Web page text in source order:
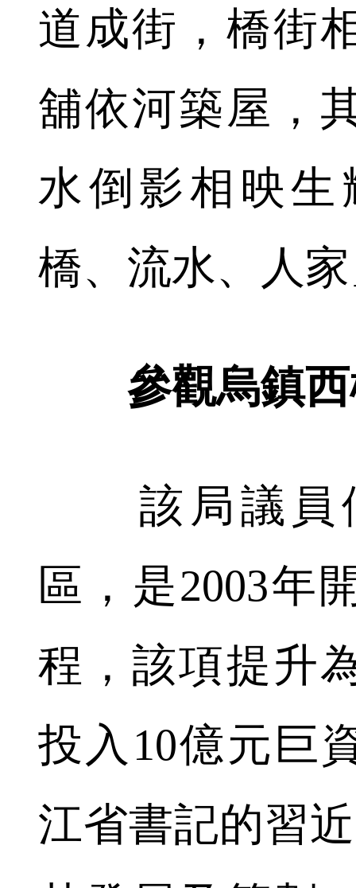
道成街，橋街
舖依河築屋，
水倒影相映
橋、流水、人
參觀烏鎮
該局議員
區，是2003年
程，該項提升
投入10億元巨
江省書記的習